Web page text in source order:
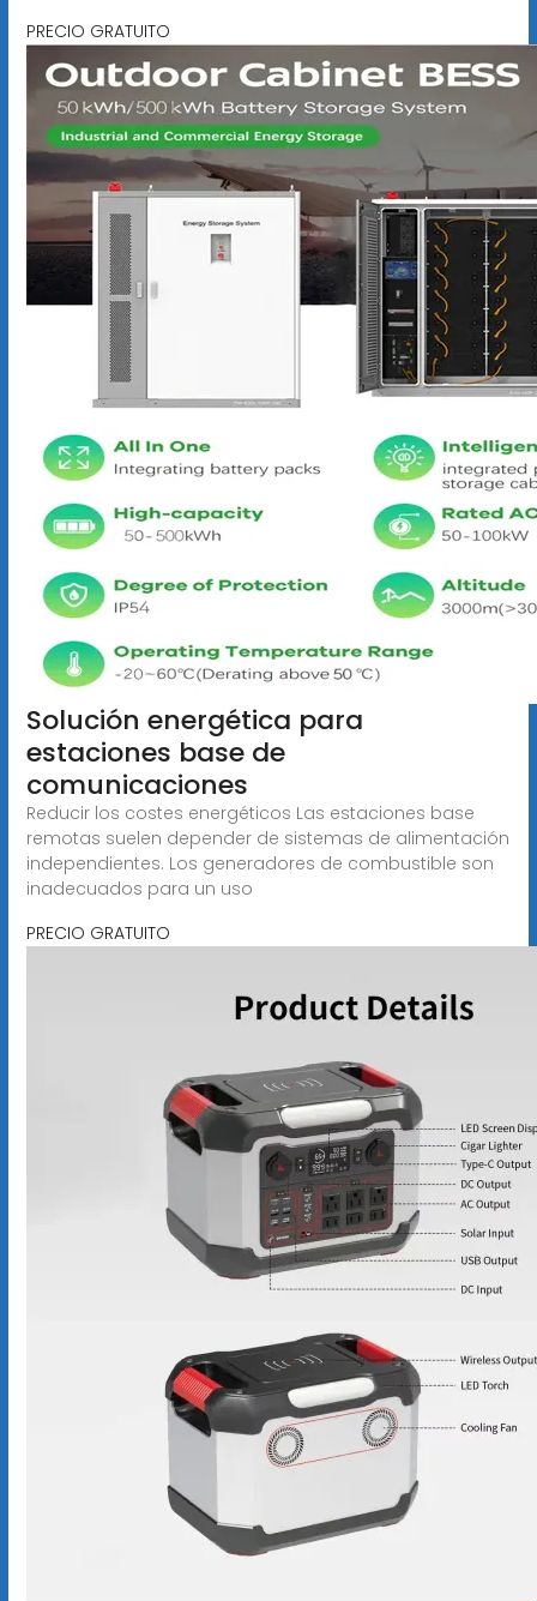
PRECIO GRATUITO
Solución energética para
estaciones base de
comunicaciones
Reducir los costes energéticos Las estaciones base
remotas suelen depender de sistemas de alimentación
independientes. Los generadores de combustible son
inadecuados para un uso
PRECIO GRATUITO